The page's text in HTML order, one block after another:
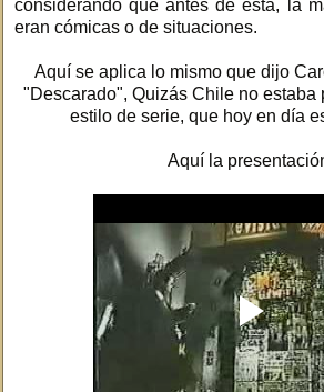
considerando que antes de esta, la
eran cómicas o de situaciones.
Aquí se aplica lo mismo que dijo
"Descarado", Quizás Chile no estaba
estilo de serie, que hoy en día
Aquí la